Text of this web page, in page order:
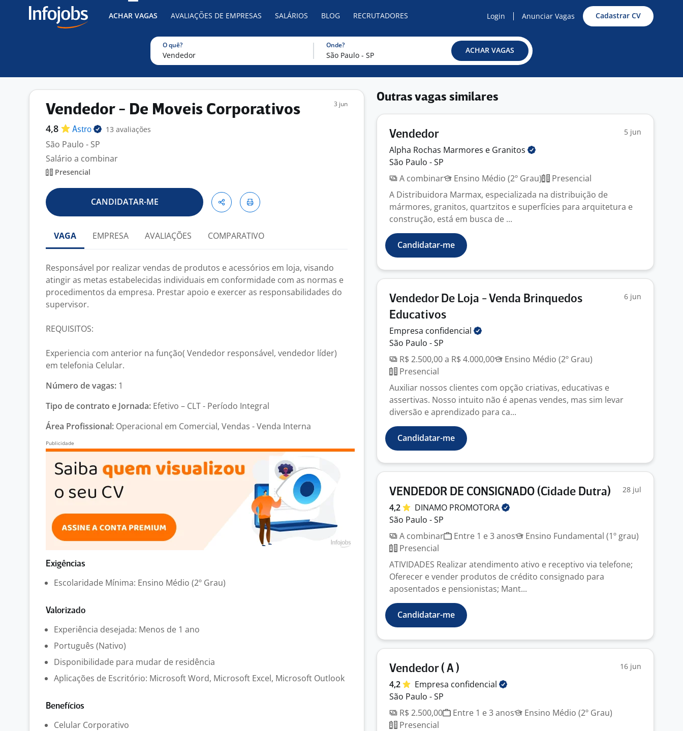
ACHAR VAGAS AVALIAÇÕES DE EMPRESAS SALÁRIOS BLOG RECRUTADORES Login Anunciar Vagas Cadastrar CV
O quê? Onde?
ACHAR VAGAS
Vendedor - De Moveis Corporativos
4,8 Astro 13 avaliações
São Paulo - SP
Salário a combinar
Presencial
3 jun
CANDIDATAR-ME
VAGA EMPRESA AVALIAÇÕES COMPARATIVO
Responsável por realizar vendas de produtos e acessórios em loja, visando
atingir as metas estabelecidas individuais em conformidade com as normas e
procedimentos da empresa. Prestar apoio e exercer as responsabilidades do
supervisor.
REQUISITOS:
Experiencia com anterior na função( Vendedor responsável, vendedor líder)
em telefonia Celular.
Número de vagas: 1
Tipo de contrato e Jornada: Efetivo – CLT - Período Integral
Área Profissional: Operacional em Comercial, Vendas - Venda Interna
Exigências
Escolaridade Mínima: Ensino Médio (2º Grau)
Valorizado
Experiência desejada: Menos de 1 ano
Português (Nativo)
Disponibilidade para mudar de residência
Aplicações de Escritório: Microsoft Word, Microsoft Excel, Microsoft Outlook
Benefícios
Celular Corporativo
Outras vagas similares
Vendedor 5 jun
Alpha Rochas Marmores e Granitos
São Paulo - SP
A combinar
Ensino Médio (2º Grau)
Presencial
A Distribuidora Marmax, especializada na distribuição de
mármores, granitos, quartzitos e superfícies para arquitetura e
construção, está em busca de ...
Candidatar-me
Vendedor De Loja - Venda Brinquedos
Educativos
6 jun
Empresa confidencial
São Paulo - SP
R$ 2.500,00 a R$ 4.000,00
Ensino Médio (2º Grau)
Presencial
Auxiliar nossos clientes com opção criativas, educativas e
assertivas. Nosso intuito não é apenas vendes, mas sim levar
diversão e aprendizado para ca...
Candidatar-me
VENDEDOR DE CONSIGNADO (Cidade Dutra) 28 jul
4,2 DINAMO PROMOTORA
São Paulo - SP
A combinar
Entre 1 e 3 anos
Ensino Fundamental (1º grau)
Presencial
ATIVIDADES Realizar atendimento ativo e receptivo via telefone;
Oferecer e vender produtos de crédito consignado para
aposentados e pensionistas; Mant...
Candidatar-me
Vendedor ( A ) 16 jun
4,2 Empresa confidencial
São Paulo - SP
R$ 2.500,00
Entre 1 e 3 anos
Ensino Médio (2º Grau)
Presencial